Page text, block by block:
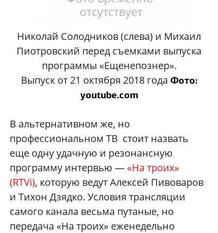
Николай Солодников (слева) и Михаил
Пиотровский перед съемками выпуска
программы «Ещенепознер».
Выпуск от 21 октября 2018 года Фото:
youtube.com
В альтернативном же, но
профессиональном ТВ стоит назвать
еще одну удачную и резонансную
программу интервью — «На троих»
(RTVi), которую ведут Алексей Пивоваров
и Тихон Дзядко. Условия трансляции
самого канала весьма путаные, но
передача «На троих» еженедельно